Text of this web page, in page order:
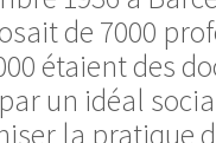
de 7000
étaient des
un idéal
la pratique